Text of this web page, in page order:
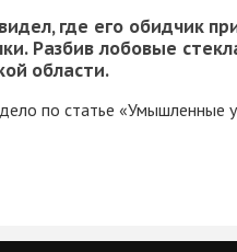
где его обидчик
Разбив лобовые
области.
по статье«Умышленные